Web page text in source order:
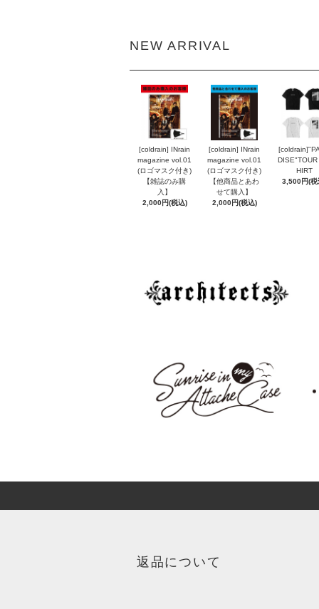
NEW ARRIVAL
[coldrain] INrain
magazine vol.01
(ロゴマスク付き)
【雑誌のみ購
入】
2,000円(税込)
[coldrain] INrain
magazine vol.01
(ロゴマスク付き)
【他商品とあわ
せて購入】
2,000円(税込)
DISE"TOUR
HIRT
3,500円(税
返品について